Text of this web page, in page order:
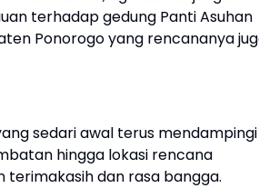
terhadap gedung Panti Asuhan
Ponorogo yang rencananya
sedari awal terus mendampingi
hingga lokasi rencana
terimakasih dan rasa bangga.